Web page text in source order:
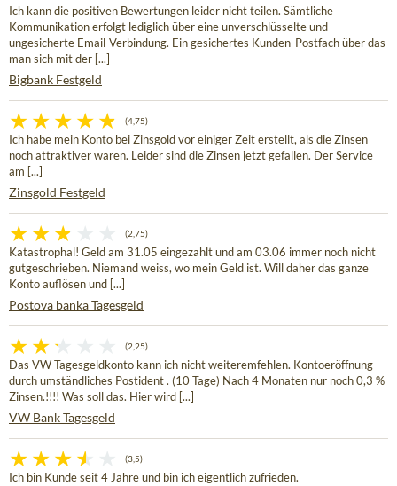
Ich kann die positiven Bewertungen leider nicht teilen. Sämtliche
Kommunikation erfolgt lediglich über eine unverschlüsselte und
ungesicherte Email-Verbindung. Ein gesichertes Kunden-Postfach über das
man sich mit der [...]
Bigbank Festgeld
(4,75)
Ich habe mein Konto bei Zinsgold vor einiger Zeit erstellt, als die Zinsen
noch attraktiver waren. Leider sind die Zinsen jetzt gefallen. Der Service
am [...]
Zinsgold Festgeld
(2,75)
Katastrophal! Geld am 31.05 eingezahlt und am 03.06 immer noch nicht
gutgeschrieben. Niemand weiss, wo mein Geld ist. Will daher das ganze
Konto auflösen und [...]
Postova banka Tagesgeld
(2,25)
Das VW Tagesgeldkonto kann ich nicht weiteremfehlen. Kontoeröffnung
durch umständliches Postident . (10 Tage) Nach 4 Monaten nur noch 0,3 %
Zinsen.!!!! Was soll das. Hier wird [...]
VW Bank Tagesgeld
(3,5)
Ich bin Kunde seit 4 Jahre und bin ich eigentlich zufrieden.